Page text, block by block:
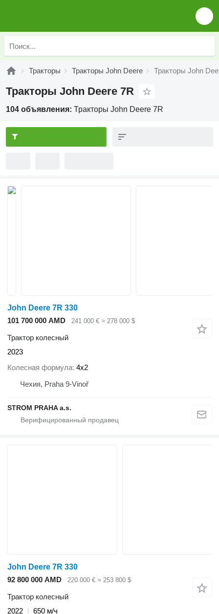
Тракторы Тракторы John Deere Тракторы John
Тракторы John Deere 7R
104 объявления: Тракторы John Deere 7R
John Deere 7R 330
101 700 000 AMD
241 000 € ≈ 278 000 $
Трактор колесный
2023
Колесная формула 4x2
Чехия, Praha 9-Vinoř
STROM PRAHA a.s.
John Deere 7R 330
92 800 000 AMD
220 000 € ≈ 253 800 $
Трактор колесный
2022
650 м/ч